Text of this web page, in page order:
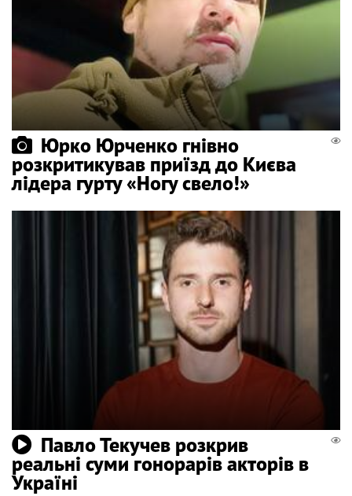
Юрко Юрченко гнівно
розкритикував приїзд до Києва
лідера гурту «Ногу свело!»
Павло Текучев розкрив
реальні суми гонорарів акторів в
Україні